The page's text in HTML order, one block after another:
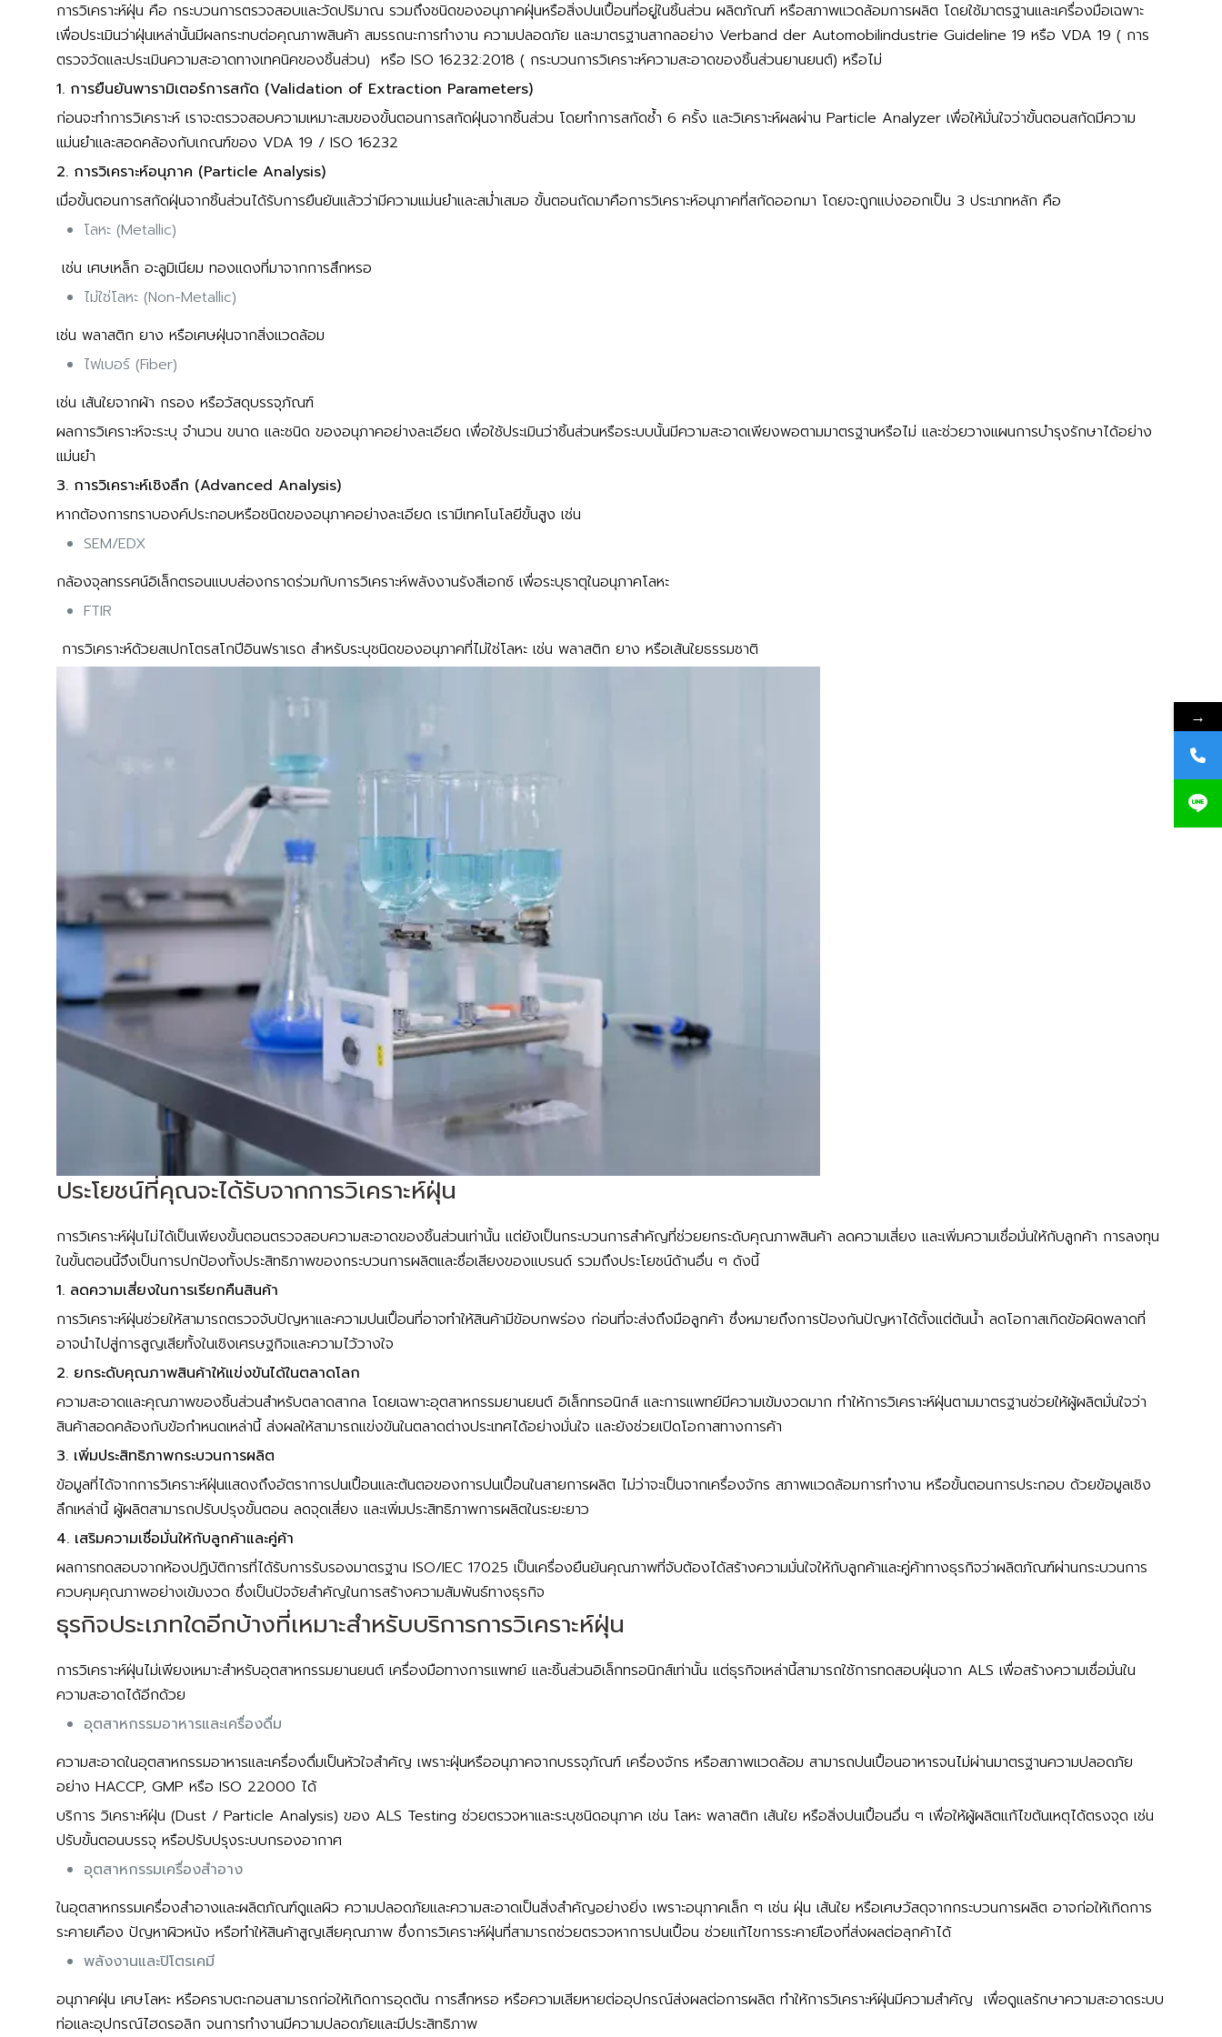
การวิเคราะห์ฝุ่น คือ กระบวนการตรวจสอบและวัดปริมาณ รวมถึงชนิดของอนุภาคฝุ่นหรือสิ่งปนเปื้อนที่อยู่ในชิ้นส่วน ผลิตภัณฑ์ หรือสภาพแวดล้อมการผลิต โดยใช้มาตรฐานและเครื่องมือเฉพาะ
เพื่อประเมินว่าฝุ่นเหล่านั้นมีผลกระทบต่อคุณภาพสินค้า สมรรถนะการทำงาน ความปลอดภัย และมาตรฐานสากลอย่าง Verband der Automobilindustrie Guideline 19 หรือ VDA 19 ( การ
ตรวจวัดและประเมินความสะอาดทางเทคนิคของชิ้นส่วน) หรือ ISO 16232:2018 ( กระบวนการวิเคราะห์ความสะอาดของชิ้นส่วนยานยนต์) หรือไม่
1. การยืนยันพารามิเตอร์การสกัด (Validation of Extraction Parameters)
ก่อนจะทำการวิเคราะห์ เราจะตรวจสอบความเหมาะสมของขั้นตอนการสกัดฝุ่นจากชิ้นส่วน โดยทำการสกัดซ้ำ 6 ครั้ง และวิเคราะห์ผลผ่าน Particle Analyzer เพื่อให้มั่นใจว่าขั้นตอนสกัดมีความ
แม่นยำและสอดคล้องกับเกณฑ์ของ VDA 19 / ISO 16232
2. การวิเคราะห์อนุภาค (Particle Analysis)
เมื่อขั้นตอนการสกัดฝุ่นจากชิ้นส่วนได้รับการยืนยันแล้วว่ามีความแม่นยำและสม่ำเสมอ ขั้นตอนถัดมาคือการวิเคราะห์อนุภาคที่สกัดออกมา โดยจะถูกแบ่งออกเป็น 3 ประเภทหลัก คือ
โลหะ (Metallic)
เช่น เศษเหล็ก อะลูมิเนียม ทองแดงที่มาจากการสึกหรอ
ไม่ใช่โลหะ (Non-Metallic)
เช่น พลาสติก ยาง หรือเศษฝุ่นจากสิ่งแวดล้อม
ไฟเบอร์ (Fiber)
เช่น เส้นใยจากผ้า กรอง หรือวัสดุบรรจุภัณฑ์
ผลการวิเคราะห์จะระบุ จำนวน ขนาด และชนิด ของอนุภาคอย่างละเอียด เพื่อใช้ประเมินว่าชิ้นส่วนหรือระบบนั้นมีความสะอาดเพียงพอตามมาตรฐานหรือไม่ และช่วยวางแผนการบำรุงรักษาได้อย่าง
แม่นยำ
3. การวิเคราะห์เชิงลึก (Advanced Analysis)
หากต้องการทราบองค์ประกอบหรือชนิดของอนุภาคอย่างละเอียด เรามีเทคโนโลยีขั้นสูง เช่น
SEM/EDX
กล้องจุลทรรศน์อิเล็กตรอนแบบส่องกราดร่วมกับการวิเคราะห์พลังงานรังสีเอกซ์ เพื่อระบุธาตุในอนุภาคโลหะ
FTIR
การวิเคราะห์ด้วยสเปกโตรสโกปีอินฟราเรด สำหรับระบุชนิดของอนุภาคที่ไม่ใช่โลหะ เช่น พลาสติก ยาง หรือเส้นใยธรรมชาติ
ประโยชน์ที่คุณจะได้รับจากการวิเคราะห์ฝุ่น
การวิเคราะห์ฝุ่นไม่ได้เป็นเพียงขั้นตอนตรวจสอบความสะอาดของชิ้นส่วนเท่านั้น แต่ยังเป็นกระบวนการสำคัญที่ช่วยยกระดับคุณภาพสินค้า ลดความเสี่ยง และเพิ่มความเชื่อมั่นให้กับลูกค้า การลงทุน
ในขั้นตอนนี้จึงเป็นการปกป้องทั้งประสิทธิภาพของกระบวนการผลิตและชื่อเสียงของแบรนด์ รวมถึงประโยชน์ด้านอื่น ๆ ดังนี้
1. ลดความเสี่ยงในการเรียกคืนสินค้า
การวิเคราะห์ฝุ่นช่วยให้สามารถตรวจจับปัญหาและความปนเปื้อนที่อาจทำให้สินค้ามีข้อบกพร่อง ก่อนที่จะส่งถึงมือลูกค้า ซึ่งหมายถึงการป้องกันปัญหาได้ตั้งแต่ต้นน้ำ ลดโอกาสเกิดข้อผิดพลาดที่
อาจนำไปสู่การสูญเสียทั้งในเชิงเศรษฐกิจและความไว้วางใจ
2. ยกระดับคุณภาพสินค้าให้แข่งขันได้ในตลาดโลก
ความสะอาดและคุณภาพของชิ้นส่วนสำหรับตลาดสากล โดยเฉพาะอุตสาหกรรมยานยนต์ อิเล็กทรอนิกส์ และการแพทย์มีความเข้มงวดมาก ทำให้การวิเคราะห์ฝุ่นตามมาตรฐานช่วยให้ผู้ผลิตมั่นใจว่า
สินค้าสอดคล้องกับข้อกำหนดเหล่านี้ ส่งผลให้สามารถแข่งขันในตลาดต่างประเทศได้อย่างมั่นใจ และยังช่วยเปิดโอกาสทางการค้า
3. เพิ่มประสิทธิภาพกระบวนการผลิต
ข้อมูลที่ได้จากการวิเคราะห์ฝุ่นแสดงถึงอัตราการปนเปื้อนและต้นตอของการปนเปื้อนในสายการผลิต ไม่ว่าจะเป็นจากเครื่องจักร สภาพแวดล้อมการทำงาน หรือขั้นตอนการประกอบ ด้วยข้อมูลเชิง
ลึกเหล่านี้ ผู้ผลิตสามารถปรับปรุงขั้นตอน ลดจุดเสี่ยง และเพิ่มประสิทธิภาพการผลิตในระยะยาว
4. เสริมความเชื่อมั่นให้กับลูกค้าและคู่ค้า
ผลการทดสอบจากห้องปฏิบัติการที่ได้รับการรับรองมาตรฐาน ISO/IEC 17025 เป็นเครื่องยืนยันคุณภาพที่จับต้องได้สร้างความมั่นใจให้กับลูกค้าและคู่ค้าทางธุรกิจว่าผลิตภัณฑ์ผ่านกระบวนการ
ควบคุมคุณภาพอย่างเข้มงวด ซึ่งเป็นปัจจัยสำคัญในการสร้างความสัมพันธ์ทางธุรกิจ
ธุรกิจประเภทใดอีกบ้างที่เหมาะสำหรับบริการการวิเคราะห์ฝุ่น
การวิเคราะห์ฝุ่นไม่เพียงเหมาะสำหรับอุตสาหกรรมยานยนต์ เครื่องมือทางการแพทย์ และชิ้นส่วนอิเล็กทรอนิกส์เท่านั้น แต่ธุรกิจเหล่านี้สามารถใช้การทดสอบฝุ่นจาก ALS เพื่อสร้างความเชื่อมั่นใน
ความสะอาดได้อีกด้วย
อุตสาหกรรมอาหารและเครื่องดื่ม
ความสะอาดในอุตสาหกรรมอาหารและเครื่องดื่มเป็นหัวใจสำคัญ เพราะฝุ่นหรืออนุภาคจากบรรจุภัณฑ์ เครื่องจักร หรือสภาพแวดล้อม สามารถปนเปื้อนอาหารจนไม่ผ่านมาตรฐานความปลอดภัย
อย่าง HACCP, GMP หรือ ISO 22000 ได้
บริการ วิเคราะห์ฝุ่น (Dust / Particle Analysis) ของ ALS Testing ช่วยตรวจหาและระบุชนิดอนุภาค เช่น โลหะ พลาสติก เส้นใย หรือสิ่งปนเปื้อนอื่น ๆ เพื่อให้ผู้ผลิตแก้ไขต้นเหตุได้ตรงจุด เช่น
ปรับขั้นตอนบรรจุ หรือปรับปรุงระบบกรองอากาศ
อุตสาหกรรมเครื่องสำอาง
ในอุตสาหกรรมเครื่องสำอางและผลิตภัณฑ์ดูแลผิว ความปลอดภัยและความสะอาดเป็นสิ่งสำคัญอย่างยิ่ง เพราะอนุภาคเล็ก ๆ เช่น ฝุ่น เส้นใย หรือเศษวัสดุจากกระบวนการผลิต อาจก่อให้เกิดการ
ระคายเคือง ปัญหาผิวหนัง หรือทำให้สินค้าสูญเสียคุณภาพ ซึ่งการวิเคราะห์ฝุ่นที่สามารถช่วยตรวจหาการปนเปื้อน ช่วยแก้ไขการระคายเืองที่ส่งผลต่อลุกค้าได้
พลังงานและปิโตรเคมี
อนุภาคฝุ่น เศษโลหะ หรือคราบตะกอนสามารถก่อให้เกิดการอุดตัน การสึกหรอ หรือความเสียหายต่ออุปกรณ์ส่งผลต่อการผลิต ทำให้การวิเคราะห์ฝุ่นมีความสำคัญ เพื่อดูแลรักษาความสะอาดระบบ
ท่อและอุปกรณ์ไฮดรอลิก จนการทำงานมีความปลอดภัยและมีประสิทธิภาพ
→